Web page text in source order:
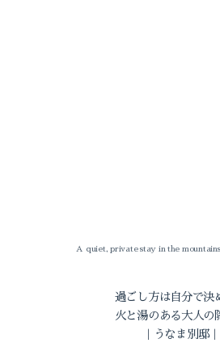
2025-10（1）
過ごし方は自分で決
火と湯のある大人の
｜うなま別邸｜
A quiet, private stay in the